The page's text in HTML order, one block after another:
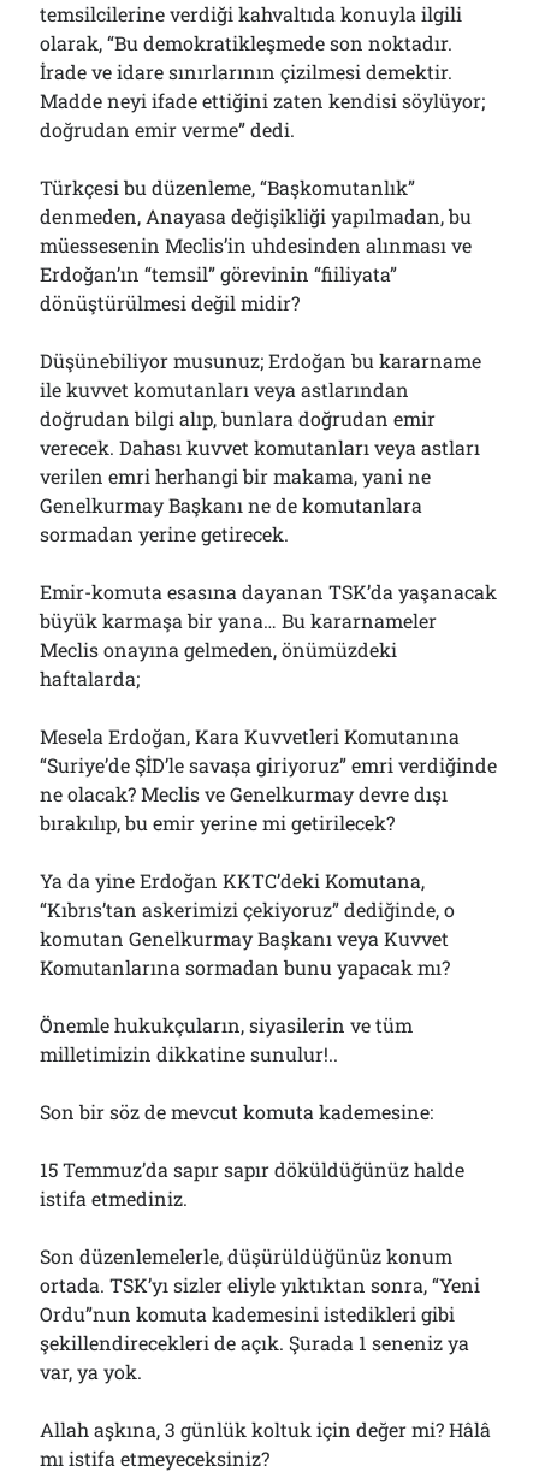
temsilcilerine verdiği kahvaltıda konuyla ilgili
olarak, “Bu demokratikleşmede son noktadır.
İrade ve idare sınırlarının çizilmesi demektir.
Madde neyi ifade ettiğini zaten kendisi söylüyor;
doğrudan emir verme” dedi.
Türkçesi bu düzenleme, “Başkomutanlık”
denmeden, Anayasa değişikliği yapılmadan, bu
müessesenin Meclis’in uhdesinden alınması ve
Erdoğan’ın “temsil” görevinin “fiiliyata”
dönüştürülmesi değil midir?
Düşünebiliyor musunuz; Erdoğan bu kararname
ile kuvvet komutanları veya astlarından
doğrudan bilgi alıp, bunlara doğrudan emir
verecek. Dahası kuvvet komutanları veya astları
verilen emri herhangi bir makama, yani ne
Genelkurmay Başkanı ne de komutanlara
sormadan yerine getirecek.
Emir-komuta esasına dayanan TSK’da yaşanacak
büyük karmaşa bir yana… Bu kararnameler
Meclis onayına gelmeden, önümüzdeki
haftalarda;
Mesela Erdoğan, Kara Kuvvetleri Komutanına
“Suriye’de ŞİD’le savaşa giriyoruz” emri verdiğinde
ne olacak? Meclis ve Genelkurmay devre dışı
bırakılıp, bu emir yerine mi getirilecek?
Ya da yine Erdoğan KKTC’deki Komutana,
“Kıbrıs’tan askerimizi çekiyoruz” dediğinde, o
komutan Genelkurmay Başkanı veya Kuvvet
Komutanlarına sormadan bunu yapacak mı?
Önemle hukukçuların, siyasilerin ve tüm
milletimizin dikkatine sunulur!..
Son bir söz de mevcut komuta kademesine:
15 Temmuz’da sapır sapır döküldüğünüz halde
istifa etmediniz.
Son düzenlemelerle, düşürüldüğünüz konum
ortada. TSK’yı sizler eliyle yıktıktan sonra, “Yeni
Ordu”nun komuta kademesini istedikleri gibi
şekillendirecekleri de açık. Şurada 1 seneniz ya
var, ya yok.
Allah aşkına, 3 günlük koltuk için değer mi? Hâlâ
mı istifa etmeyeceksiniz?